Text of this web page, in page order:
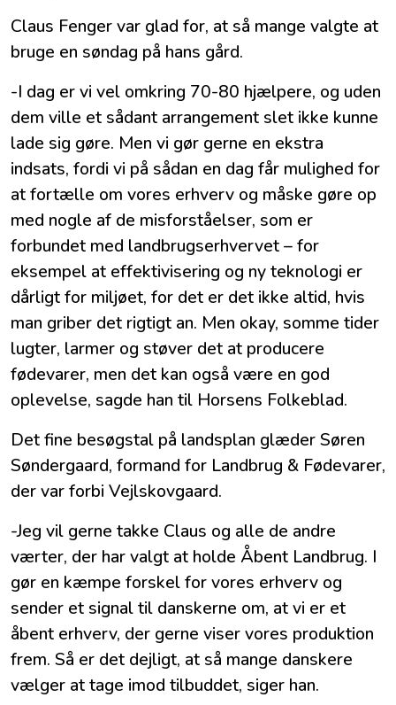
Claus Fenger var glad for, at så mange valgte at
bruge en søndag på hans gård.
-I dag er vi vel omkring 70-80 hjælpere, og uden
dem ville et sådant arrangement slet ikke kunne
lade sig gøre. Men vi gør gerne en ekstra
indsats, fordi vi på sådan en dag får mulighed for
at fortælle om vores erhverv og måske gøre op
med nogle af de misforståelser, som er
forbundet med landbrugserhvervet – for
eksempel at effektivisering og ny teknologi er
dårligt for miljøet, for det er det ikke altid, hvis
man griber det rigtigt an. Men okay, somme tider
lugter, larmer og støver det at producere
fødevarer, men det kan også være en god
oplevelse, sagde han til Horsens Folkeblad.
Det fine besøgstal på landsplan glæder Søren
Søndergaard, formand for Landbrug & Fødevarer,
der var forbi Vejlskovgaard.
-Jeg vil gerne takke Claus og alle de andre
værter, der har valgt at holde Åbent Landbrug. I
gør en kæmpe forskel for vores erhverv og
sender et signal til danskerne om, at vi er et
åbent erhverv, der gerne viser vores produktion
frem. Så er det dejligt, at så mange danskere
vælger at tage imod tilbuddet, siger han.